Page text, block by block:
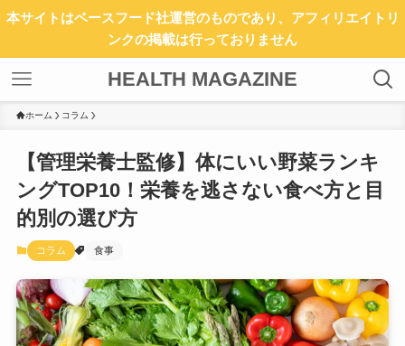
本サイトはベースフード社運営のものであり、アフィリエイトリ
ンクの掲載は行っておりません
HEALTH MAGAZINE
ホーム コラム
【管理栄養士監修】体にいい野菜ランキ
ングTOP10！栄養を逃さない食べ方と目
的別の選び方
コラム 食事